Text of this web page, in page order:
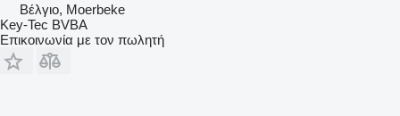
Βέλγιο, Moerbeke
Key-Tec BVBA
Επικοινωνία με τον πωλητή